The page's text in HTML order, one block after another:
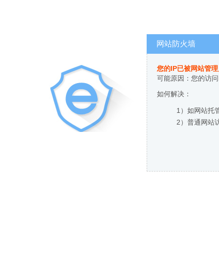
网站防火墙
您的IP已被网站管
可能原因：您的访
如何解决：
1）如网站托
2）普通网站